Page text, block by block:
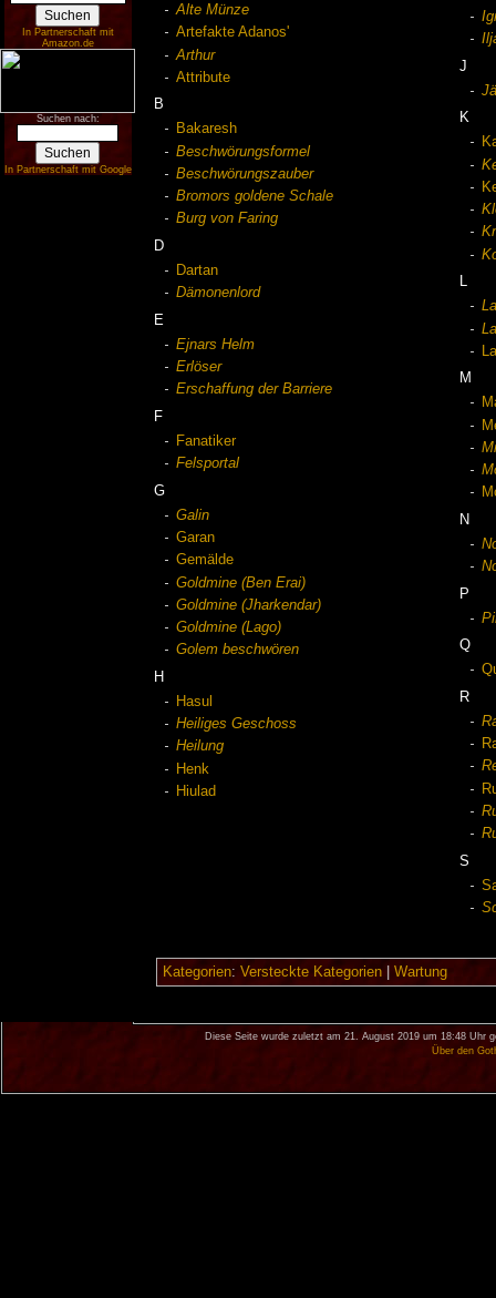
In Partnerschaft mit
Amazon.de
Suchen nach:
In Partnerschaft mit Google
Alte Münze
Artefakte Adanos'
Arthur
Attribute
B
Bakaresh
Beschwörungsformel
Beschwörungszauber
Bromors goldene Schale
Burg von Faring
D
Dartan
Dämonenlord
E
Ejnars Helm
Erlöser
Erschaffung der Barriere
F
Fanatiker
Felsportal
G
Galin
Garan
Gemälde
Goldmine (Ben Erai)
Goldmine (Jharkendar)
Goldmine (Lago)
Golem beschwören
H
Hasul
Heiliges Geschoss
Heilung
Henk
Hiulad
J
K
L
M
N
P
Q
R
S
Kategorien: Versteckte Kategorien| Wartung
Diese Seite wurde zuletzt am 21. August 2019 um 18:48 Uhr
Über den